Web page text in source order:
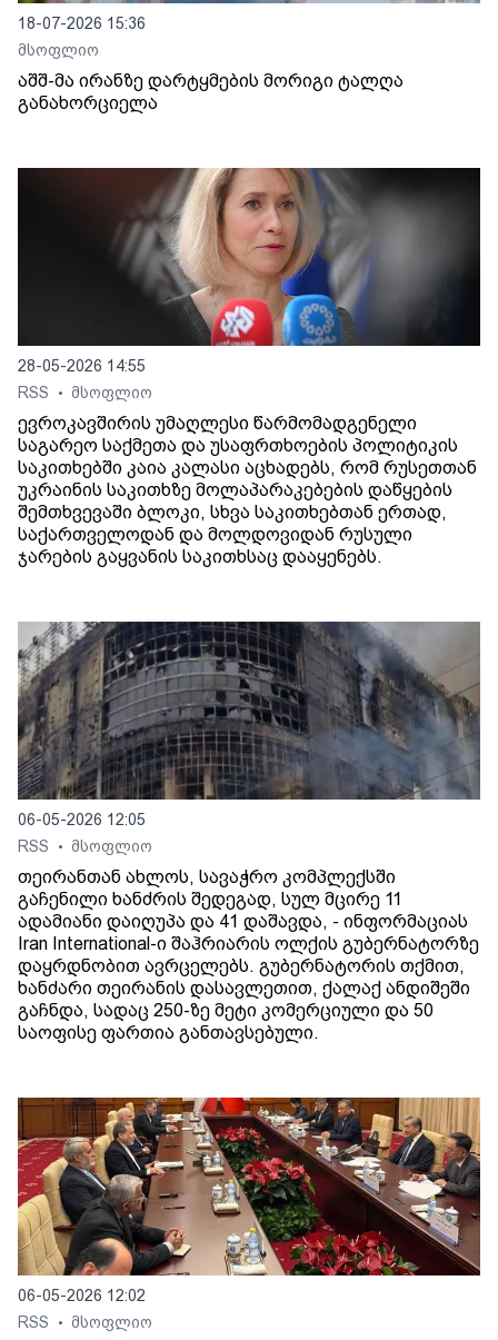
18-07-2026 15:36
მსოფლიო
აშშ-მა ირანზე დარტყმების მორიგი ტალღა
განახორციელა
28-05-2026 14:55
RSS
• მსოფლიო
ევროკავშირის უმაღლესი წარმომადგენელი
საგარეო საქმეთა და უსაფრთხოების პოლიტიკის
საკითხებში კაია კალასი აცხადებს, რომ რუსეთთან
უკრაინის საკითხზე მოლაპარაკებების დაწყების
შემთხვევაში ბლოკი, სხვა საკითხებთან ერთად,
საქართველოდან და მოლდოვიდან რუსული
ჯარების გაყვანის საკითხსაც დააყენებს.
06-05-2026 12:05
RSS
• მსოფლიო
თეირანთან ახლოს, სავაჭრო კომპლექსში
გაჩენილი ხანძრის შედეგად, სულ მცირე 11
ადამიანი დაიღუპა და 41 დაშავდა, - ინფორმაციას
Iran International-ი შაჰრიარის ოლქის გუბერნატორზე
დაყრდნობით ავრცელებს. გუბერნატორის თქმით,
ხანძარი თეირანის დასავლეთით, ქალაქ ანდიშეში
გაჩნდა, სადაც 250-ზე მეტი კომერციული და 50
საოფისე ფართია განთავსებული.
06-05-2026 12:02
RSS
• მსოფლიო